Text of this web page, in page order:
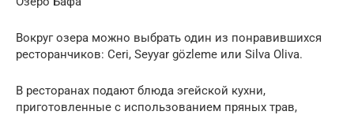
Вокруг озера можно выбрать один из понравившихся
ресторанчиков: Ceri, Seyyar gözleme или Silva Oliva.
В ресторанах подают блюда эгейской кухни,
приготовленные с использованием пряных трав,